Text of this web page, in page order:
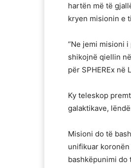
hartën më të
kryen misionin e
“Ne jemi misioni
shikojnë qiellin
për SPHEREx në
Ky teleskop
galaktikave,
Misioni do të
unifikuar
bashkëpunimi do